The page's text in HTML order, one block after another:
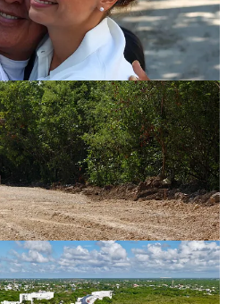
por alumnos, profesores,
Municipal destacó que dicha
de espesor y ahora contará con 15
durabilidad.